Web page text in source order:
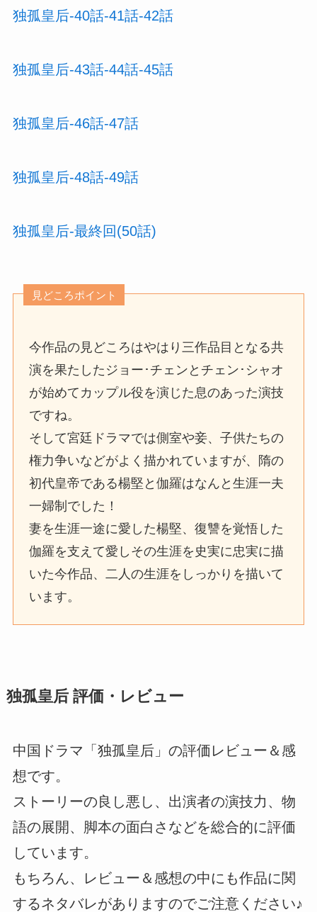
独孤皇后-40話-41話-42話
独孤皇后-43話-44話-45話
独孤皇后-46話-47話
独孤皇后-48話-49話
独孤皇后-最終回(50話)
見どころポイント
今作品の見どころはやはり三作品目となる共
演を果たしたジョー･チェンとチェン･シャオ
が始めてカップル役を演じた息のあった演技
ですね。
そして宮廷ドラマでは側室や妾、子供たちの
権力争いなどがよく描かれていますが、隋の
初代皇帝である楊堅と伽羅はなんと生涯一夫
一婦制でした！
妻を生涯一途に愛した楊堅、復讐を覚悟した
伽羅を支えて愛しその生涯を史実に忠実に描
いた今作品、二人の生涯をしっかりを描いて
います。
独孤皇后 評価・レビュー
中国ドラマ「独孤皇后」の評価レビュー＆感
想です。
ストーリーの良し悪し、出演者の演技力、物
語の展開、脚本の面白さなどを総合的に評価
しています。
もちろん、レビュー＆感想の中にも作品に関
するネタバレがありますのでご注意ください♪